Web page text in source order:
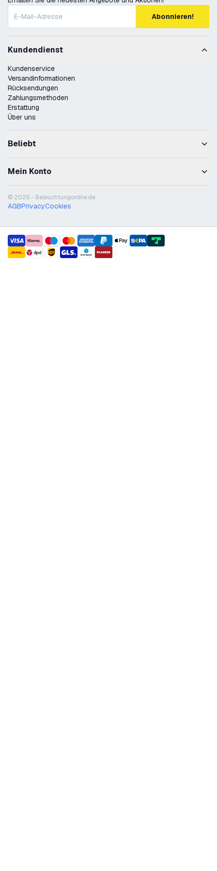
Abonnieren!
Kundendienst
Kundenservice
Versandinformationen
Rücksendungen
Zahlungsmethoden
Erstattung
Über uns
Beliebt
Mein Konto
© 2026 - Beleuchtungonline.de
AGBPrivacyCookies
payment methods
shipment methods